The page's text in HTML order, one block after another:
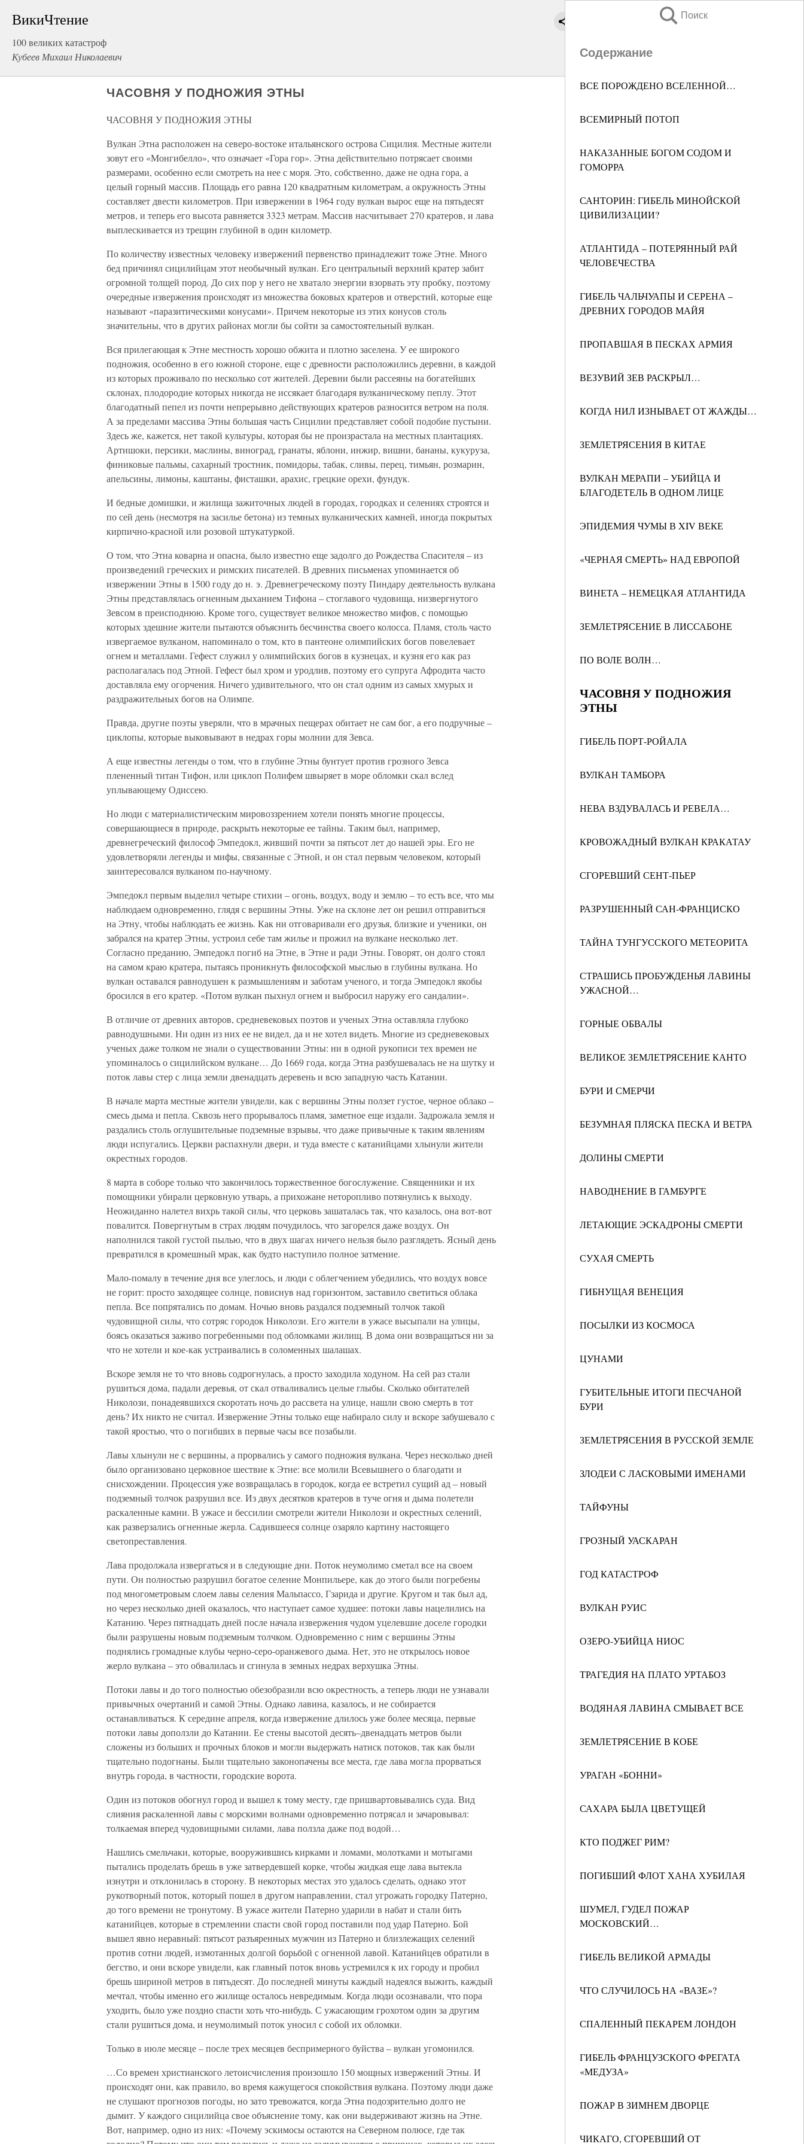
ВикиЧтение
100 великих катастроф
Кубеев Михаил Николаевич
Поиск
Содержание
ВСЕ ПОРОЖДЕНО ВСЕЛЕННОЙ…
ВСЕМИРНЫЙ ПОТОП
НАКАЗАННЫЕ БОГОМ СОДОМ И
ГОМОРРА
САНТОРИН: ГИБЕЛЬ МИНОЙСКОЙ
ЦИВИЛИЗАЦИИ?
АТЛАНТИДА – ПОТЕРЯННЫЙ РАЙ
ЧЕЛОВЕЧЕСТВА
ГИБЕЛЬ ЧАЛЬЧУАПЫ И СЕРЕНА –
ДРЕВНИХ ГОРОДОВ МАЙЯ
ПРОПАВШАЯ В ПЕСКАХ АРМИЯ
ВЕЗУВИЙ ЗЕВ РАСКРЫЛ…
КОГДА НИЛ ИЗНЫВАЕТ ОТ ЖАЖДЫ…
ЗЕМЛЕТРЯСЕНИЯ В КИТАЕ
ВУЛКАН МЕРАПИ – УБИЙЦА И
БЛАГОДЕТЕЛЬ В ОДНОМ ЛИЦЕ
ЭПИДЕМИЯ ЧУМЫ В XIV ВЕКЕ
«ЧЕРНАЯ СМЕРТЬ» НАД ЕВРОПОЙ
ВИНЕТА – НЕМЕЦКАЯ АТЛАНТИДА
ЗЕМЛЕТРЯСЕНИЕ В ЛИССАБОНЕ
ПО ВОЛЕ ВОЛН…
ЧАСОВНЯ У ПОДНОЖИЯ
ЭТНЫ
ГИБЕЛЬ ПОРТ-РОЙАЛА
ВУЛКАН ТАМБОРА
НЕВА ВЗДУВАЛАСЬ И РЕВЕЛА…
КРОВОЖАДНЫЙ ВУЛКАН КРАКАТАУ
СГОРЕВШИЙ СЕНТ-ПЬЕР
РАЗРУШЕННЫЙ САН-ФРАНЦИСКО
ТАЙНА ТУНГУССКОГО МЕТЕОРИТА
СТРАШИСЬ ПРОБУЖДЕНЬЯ ЛАВИНЫ
УЖАСНОЙ…
ГОРНЫЕ ОБВАЛЫ
ВЕЛИКОЕ ЗЕМЛЕТРЯСЕНИЕ КАНТО
БУРИ И СМЕРЧИ
БЕЗУМНАЯ ПЛЯСКА ПЕСКА И ВЕТРА
ДОЛИНЫ СМЕРТИ
НАВОДНЕНИЕ В ГАМБУРГЕ
ЛЕТАЮЩИЕ ЭСКАДРОНЫ СМЕРТИ
СУХАЯ СМЕРТЬ
ГИБНУЩАЯ ВЕНЕЦИЯ
ПОСЫЛКИ ИЗ КОСМОСА
ЦУНАМИ
ГУБИТЕЛЬНЫЕ ИТОГИ ПЕСЧАНОЙ
БУРИ
ЗЕМЛЕТРЯСЕНИЯ В РУССКОЙ ЗЕМЛЕ
ЗЛОДЕИ С ЛАСКОВЫМИ ИМЕНАМИ
ТАЙФУНЫ
ГРОЗНЫЙ УАСКАРАН
ГОД КАТАСТРОФ
ВУЛКАН РУИС
ОЗЕРО-УБИЙЦА НИОС
ТРАГЕДИЯ НА ПЛАТО УРТАБОЗ
ВОДЯНАЯ ЛАВИНА СМЫВАЕТ ВСЕ
ЗЕМЛЕТРЯСЕНИЕ В КОБЕ
УРАГАН «БОННИ»
САХАРА БЫЛА ЦВЕТУЩЕЙ
КТО ПОДЖЕГ РИМ?
ПОГИБШИЙ ФЛОТ ХАНА ХУБИЛАЯ
ШУМЕЛ, ГУДЕЛ ПОЖАР
МОСКОВСКИЙ…
ГИБЕЛЬ ВЕЛИКОЙ АРМАДЫ
ЧТО СЛУЧИЛОСЬ НА «ВАЗЕ»?
СПАЛЕННЫЙ ПЕКАРЕМ ЛОНДОН
ГИБЕЛЬ ФРАНЦУЗСКОГО ФРЕГАТА
«МЕДУЗА»
ПОЖАР В ЗИМНЕМ ДВОРЦЕ
ЧИКАГО, СГОРЕВШИЙ ОТ
ЧАСОВНЯ У ПОДНОЖИЯ ЭТНЫ
ЧАСОВНЯ У ПОДНОЖИЯ ЭТНЫ
Вулкан Этна расположен на северо-востоке итальянского острова Сицилия. Местные жители
зовут его «Монгибелло», что означает «Гора гор». Этна действительно потрясает своими
размерами, особенно если смотреть на нее с моря. Это, собственно, даже не одна гора, а
целый горный массив. Площадь его равна 120 квадратным километрам, а окружность Этны
составляет двести километров. При извержении в 1964 году вулкан вырос еще на пятьдесят
метров, и теперь его высота равняется 3323 метрам. Массив насчитывает 270 кратеров, и лава
выплескивается из трещин глубиной в один километр.
По количеству известных человеку извержений первенство принадлежит тоже Этне. Много
бед причинял сицилийцам этот необычный вулкан. Его центральный верхний кратер забит
огромной толщей пород. До сих пор у него не хватало энергии взорвать эту пробку, поэтому
очередные извержения происходят из множества боковых кратеров и отверстий, которые еще
называют «паразитическими конусами». Причем некоторые из этих конусов столь
значительны, что в других районах могли бы сойти за самостоятельный вулкан.
Вся прилегающая к Этне местность хорошо обжита и плотно заселена. У ее широкого
подножия, особенно в его южной стороне, еще с древности расположились деревни, в каждой
из которых проживало по несколько сот жителей. Деревни были рассеяны на богатейших
склонах, плодородие которых никогда не иссякает благодаря вулканическому пеплу. Этот
благодатный пепел из почти непрерывно действующих кратеров разносится ветром на поля.
А за пределами массива Этны большая часть Сицилии представляет собой подобие пустыни.
Здесь же, кажется, нет такой культуры, которая бы не произрастала на местных плантациях.
Артишоки, персики, маслины, виноград, гранаты, яблони, инжир, вишни, бананы, кукуруза,
финиковые пальмы, сахарный тростник, помидоры, табак, сливы, перец, тимьян, розмарин,
апельсины, лимоны, каштаны, фисташки, арахис, грецкие орехи, фундук.
И бедные домишки, и жилища зажиточных людей в городах, городках и селениях строятся и
по сей день (несмотря на засилье бетона) из темных вулканических камней, иногда покрытых
кирпично-красной или розовой штукатуркой.
О том, что Этна коварна и опасна, было известно еще задолго до Рождества Спасителя – из
произведений греческих и римских писателей. В древних письменах упоминается об
извержении Этны в 1500 году до н. э. Древнегреческому поэту Пиндару деятельность вулкана
Этны представлялась огненным дыханием Тифона – стоглавого чудовища, низвергнутого
Зевсом в преисподнюю. Кроме того, существует великое множество мифов, с помощью
которых здешние жители пытаются объяснить бесчинства своего колосса. Пламя, столь часто
извергаемое вулканом, напоминало о том, кто в пантеоне олимпийских богов повелевает
огнем и металлами. Гефест служил у олимпийских богов в кузнецах, и кузня его как раз
располагалась под Этной. Гефест был хром и уродлив, поэтому его супруга Афродита часто
доставляла ему огорчения. Ничего удивительного, что он стал одним из самых хмурых и
раздражительных богов на Олимпе.
Правда, другие поэты уверяли, что в мрачных пещерах обитает не сам бог, а его подручные –
циклопы, которые выковывают в недрах горы молнии для Зевса.
А еще известны легенды о том, что в глубине Этны бунтует против грозного Зевса
плененный титан Тифон, или циклоп Полифем швыряет в море обломки скал вслед
уплывающему Одиссею.
Но люди с материалистическим мировоззрением хотели понять многие процессы,
совершающиеся в природе, раскрыть некоторые ее тайны. Таким был, например,
древнегреческий философ Эмпедокл, живший почти за пятьсот лет до нашей эры. Его не
удовлетворяли легенды и мифы, связанные с Этной, и он стал первым человеком, который
заинтересовался вулканом по-научному.
Эмпедокл первым выделил четыре стихии – огонь, воздух, воду и землю – то есть все, что мы
наблюдаем одновременно, глядя с вершины Этны. Уже на склоне лет он решил отправиться
на Этну, чтобы наблюдать ее жизнь. Как ни отговаривали его друзья, близкие и ученики, он
забрался на кратер Этны, устроил себе там жилье и прожил на вулкане несколько лет.
Согласно преданию, Эмпедокл погиб на Этне, в Этне и ради Этны. Говорят, он долго стоял
на самом краю кратера, пытаясь проникнуть философской мыслью в глубины вулкана. Но
вулкан оставался равнодушен к размышлениям и заботам ученого, и тогда Эмпедокл якобы
бросился в его кратер. «Потом вулкан пыхнул огнем и выбросил наружу его сандалии».
В отличие от древних авторов, средневековых поэтов и ученых Этна оставляла глубоко
равнодушными. Ни один из них ее не видел, да и не хотел видеть. Многие из средневековых
ученых даже толком не знали о существовании Этны: ни в одной рукописи тех времен не
упоминалось о сицилийском вулкане… До 1669 года, когда Этна разбушевалась не на шутку и
поток лавы стер с лица земли двенадцать деревень и всю западную часть Катании.
В начале марта местные жители увидели, как с вершины Этны ползет густое, черное облако –
смесь дыма и пепла. Сквозь него прорывалось пламя, заметное еще издали. Задрожала земля и
раздались столь оглушительные подземные взрывы, что даже привычные к таким явлениям
люди испугались. Церкви распахнули двери, и туда вместе с катанийцами хлынули жители
окрестных городов.
8 марта в соборе только что закончилось торжественное богослужение. Священники и их
помощники убирали церковную утварь, а прихожане неторопливо потянулись к выходу.
Неожиданно налетел вихрь такой силы, что церковь зашаталась так, что казалось, она вот-вот
повалится. Повергнутым в страх людям почудилось, что загорелся даже воздух. Он
наполнился такой густой пылью, что в двух шагах ничего нельзя было разглядеть. Ясный день
превратился в кромешный мрак, как будто наступило полное затмение.
Мало-помалу в течение дня все улеглось, и люди с облегчением убедились, что воздух вовсе
не горит: просто заходящее солнце, повиснув над горизонтом, заставило светиться облака
пепла. Все попрятались по домам. Ночью вновь раздался подземный толчок такой
чудовищной силы, что сотряс городок Николози. Его жители в ужасе высыпали на улицы,
боясь оказаться заживо погребенными под обломками жилищ. В дома они возвращаться ни за
что не хотели и кое-как устраивались в соломенных шалашах.
Вскоре земля не то что вновь содрогнулась, а просто заходила ходуном. На сей раз стали
рушиться дома, падали деревья, от скал отваливались целые глыбы. Сколько обитателей
Николози, понадеявшихся скоротать ночь до рассвета на улице, нашли свою смерть в тот
день? Их никто не считал. Извержение Этны только еще набирало силу и вскоре забушевало с
такой яростью, что о погибших в первые часы все позабыли.
Лавы хлынули не с вершины, а прорвались у самого подножия вулкана. Через несколько дней
было организовано церковное шествие к Этне: все молили Всевышнего о благодати и
снисхождении. Процессия уже возвращалась в городок, когда ее встретил сущий ад – новый
подземный толчок разрушил все. Из двух десятков кратеров в туче огня и дыма полетели
раскаленные камни. В ужасе и бессилии смотрели жители Николози и окрестных селений,
как разверзались огненные жерла. Садившееся солнце озаряло картину настоящего
светопреставления.
Лава продолжала извергаться и в следующие дни. Поток неумолимо сметал все на своем
пути. Он полностью разрушил богатое селение Монпильере, как до этого были погребены
под многометровым слоем лавы селения Мальпассо, Гзарида и другие. Кругом и так был ад,
но через несколько дней оказалось, что наступает самое худшее: потоки лавы нацелились на
Катанию. Через пятнадцать дней после начала извержения чудом уцелевшие доселе городки
были разрушены новым подземным толчком. Одновременно с ним с вершины Этны
поднялись громадные клубы черно-серо-оранжевого дыма. Нет, это не открылось новое
жерло вулкана – это обвалилась и сгинула в земных недрах верхушка Этны.
Потоки лавы и до того полностью обезобразили всю окрестность, а теперь люди не узнавали
привычных очертаний и самой Этны. Однако лавина, казалось, и не собирается
останавливаться. К середине апреля, когда извержение длилось уже более месяца, первые
потоки лавы доползли до Катании. Ее стены высотой десять–двенадцать метров были
сложены из больших и прочных блоков и могли выдержать натиск потоков, так как были
тщательно подогнаны. Были тщательно законопачены все места, где лава могла прорваться
внутрь города, в частности, городские ворота.
Один из потоков обогнул город и вышел к тому месту, где пришвартовывались суда. Вид
слияния раскаленной лавы с морскими волнами одновременно потрясал и зачаровывал:
толкаемая вперед чудовищными силами, лава ползла даже под водой…
Нашлись смельчаки, которые, вооружившись кирками и ломами, молотками и мотыгами
пытались проделать брешь в уже затвердевшей корке, чтобы жидкая еще лава вытекла
изнутри и отклонилась в сторону. В некоторых местах это удалось сделать, однако этот
рукотворный поток, который пошел в другом направлении, стал угрожать городку Патерно,
до того времени не тронутому. В ужасе жители Патерно ударили в набат и стали бить
катанийцев, которые в стремлении спасти свой город поставили под удар Патерно. Бой
вышел явно неравный: пятьсот разъяренных мужчин из Патерно и близлежащих селений
против сотни людей, измотанных долгой борьбой с огненной лавой. Катанийцев обратили в
бегство, и они вскоре увидели, как главный поток вновь устремился к их городу и пробил
брешь шириной метров в пятьдесят. До последней минуты каждый надеялся выжить, каждый
мечтал, чтобы именно его жилище осталось невредимым. Когда люди осознавали, что пора
уходить, было уже поздно спасти хоть что-нибудь. С ужасающим грохотом один за другим
стали рушиться дома, и неумолимый поток уносил с собой их обломки.
Только в июле месяце – после трех месяцев беспримерного буйства – вулкан угомонился.
…Со времен христианского летоисчисления произошло 150 мощных извержений Этны. И
происходят они, как правило, во время кажущегося спокойствия вулкана. Поэтому люди даже
не слушают прогнозов погоды, но зато тревожатся, когда Этна подозрительно долго не
дымит. У каждого сицилийца свое объяснение тому, как они выдерживают жизнь на Этне.
Вот, например, одно из них: «Почему эскимосы остаются на Северном полюсе, где так